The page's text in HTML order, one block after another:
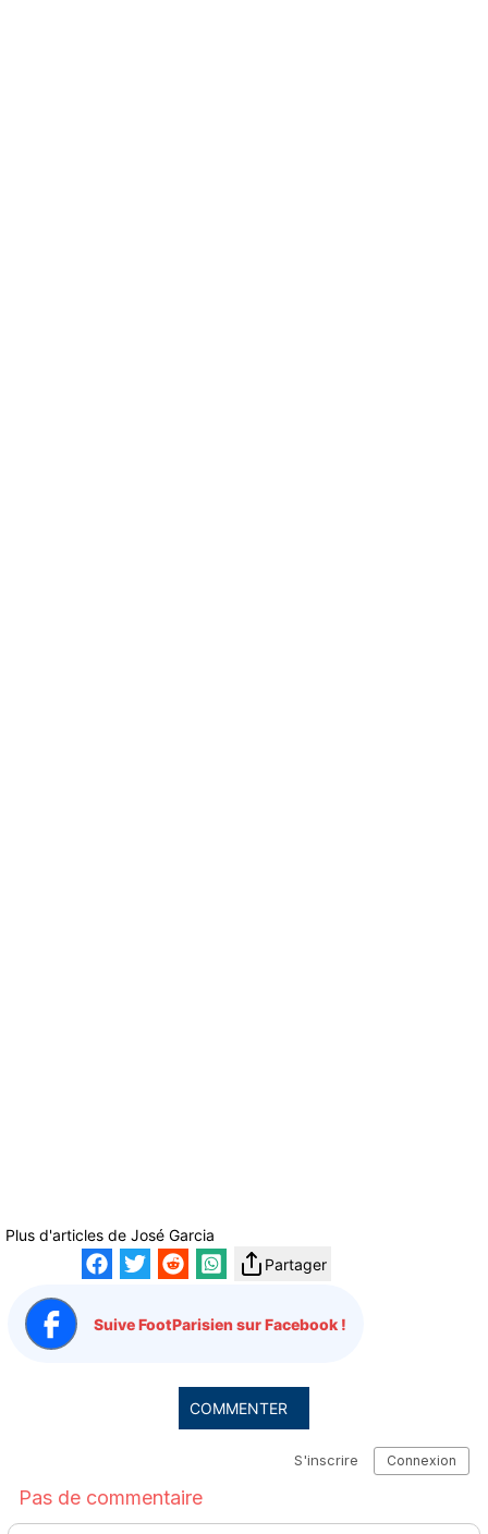
Plus d'articles de José Garcia
Partager
Suive FootParisien sur Facebook !
COMMENTER